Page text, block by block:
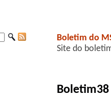
Boletim do
Site do
Boletim38